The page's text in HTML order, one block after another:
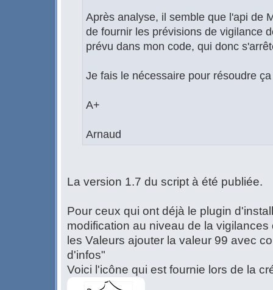
Après analyse, il semble que l'api de
de fournir les prévisions de vigilance
prévu dans mon code, qui donc
Je fais le nécessaire pour résoudre
A+
Arnaud
La version 1.7 du script à été publiée.
Pour ceux qui ont déjà le plugin
modification au niveau de la
les Valeurs ajouter la valeur 99 avec
d'infos"
Voici l'icône qui est fournie lors de la